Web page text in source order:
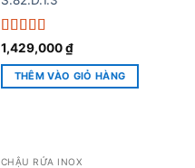
Được xếp
hạng55 sao
1,429,000₫
THÊM VÀO GIỎ HÀNG
CHẬU RỬA INOX